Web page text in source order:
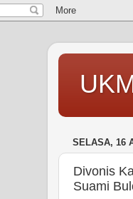
SELASA, 16
Divonis
Suami